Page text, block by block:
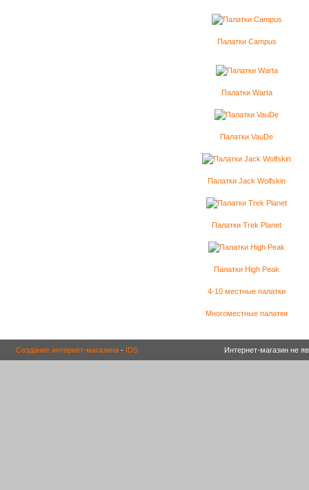
Палатки Campus
Палатки Warta
Палатки VauDe
Палатки Jack Wolfskin
Палатки Trek Planet
Палатки High Peak
4-10 местные палатки
Многоместные палатки
Создание интернет-магазина - IDS Интернет-магазин не